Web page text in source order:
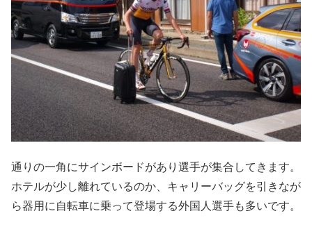
通りの一角にサインボードがあり選手が集合してきます。
ホテルが少し離れているのか、キャリーバッグを引きなが
ら器用に自転車に乗って登場する外国人選手も多いです。